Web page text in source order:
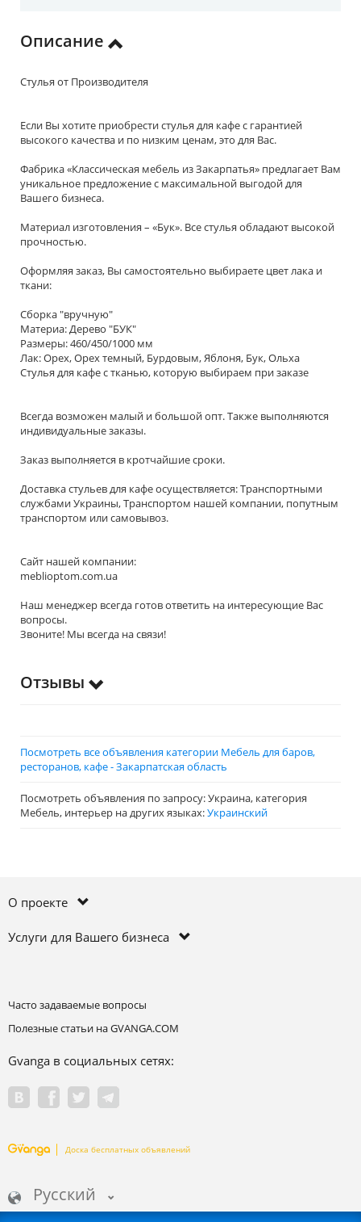
Описание
Стулья от Производителя
Если Вы хотите приобрести стулья для кафе с гарантией
высокого качества и по низким ценам, это для Вас.
Фабрика «Классическая мебель из Закарпатья» предлагает Вам
уникальное предложение с максимальной выгодой для
Вашего бизнеса.
Материал изготовления – «Бук». Все стулья обладают высокой
прочностью.
Оформляя заказ, Вы самостоятельно выбираете цвет лака и
ткани:
Сборка "вручную"
Материа: Дерево "БУК"
Размеры: 460/450/1000 мм
Лак: Орех, Орех темный, Бурдовым, Яблоня, Бук, Ольха
Стулья для кафе с тканью, которую выбираем при заказе
Всегда возможен малый и большой опт. Также выполняются
индивидуальные заказы.
Заказ выполняется в кротчайшие сроки.
Доставка стульев для кафе осуществляется: Транспортными
службами Украины, Транспортом нашей компании, попутным
транспортом или самовывоз.
Сайт нашей компании:
meblioptom.com.ua
Наш менеджер всегда готов ответить на интересующие Вас
вопросы.
Звоните! Мы всегда на связи!
Отзывы
Посмотреть все объявления категории Мебель для баров,
ресторанов, кафе - Закарпатская область
Посмотреть объявления по запросу: Украина, категория
Мебель, интерьер на других языках:Украинский
О проекте
Услуги для Вашего бизнеса
Часто задаваемые вопросы
Полезные статьи на GVANGA.COM
Gvanga в социальных сетях:
Доска бесплатных объявлений
Русский